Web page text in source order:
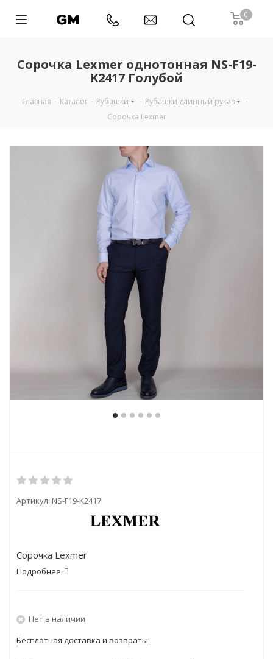
0
Сорочка Lexmer однотонная NS-F19-
K2417 Голубой
Главная - Каталог - Рубашки - Рубашки длинный рукав
-
Сорочка Lexmer
Артикул: NS-F19-K2417
Сорочка Lexmer
Подробнее
Нет в наличии
Бесплатная доставка и возвраты